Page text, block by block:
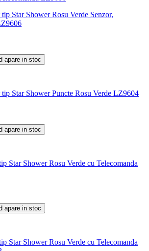
Star Shower Rosu Verde Senzor,
apare in stoc
Star Shower Puncte Rosu Verde LZ9604
apare in stoc
Star Shower Rosu Verde cu Telecomanda
apare in stoc
Star Shower Rosu Verde cu Telecomanda